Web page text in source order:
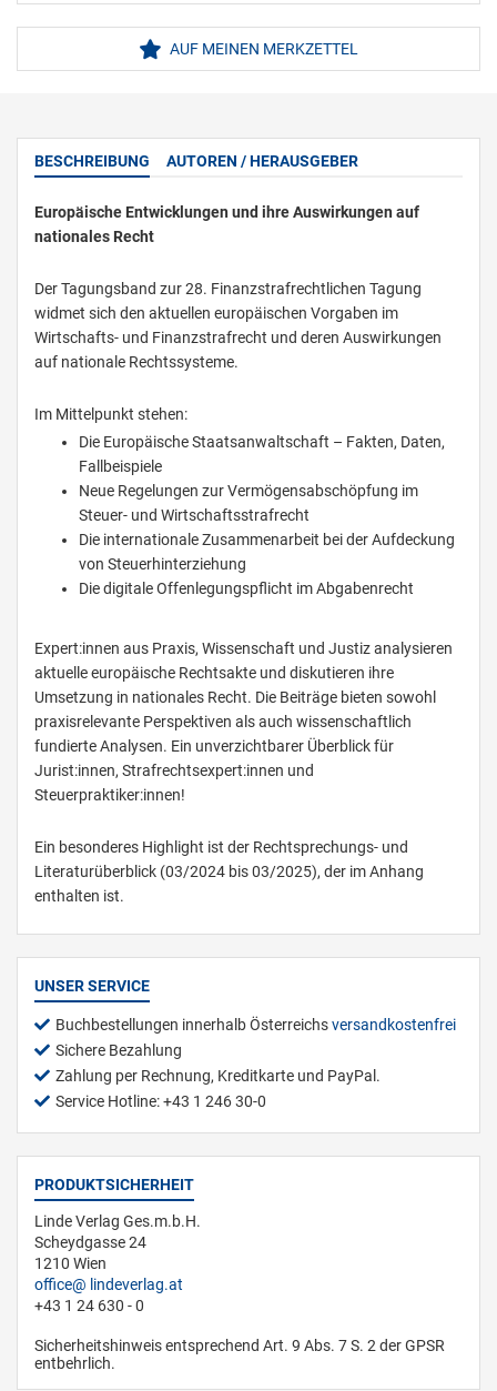
AUF MEINEN MERKZETTEL
BESCHREIBUNG AUTOREN / HERAUSGEBER
Europäische Entwicklungen und ihre Auswirkungen auf
nationales Recht
Der Tagungsband zur 28. Finanzstrafrechtlichen Tagung
widmet sich den aktuellen europäischen Vorgaben im
Wirtschafts- und Finanzstrafrecht und deren Auswirkungen
auf nationale Rechtssysteme.
Im Mittelpunkt stehen:
Die Europäische Staatsanwaltschaft – Fakten, Daten,
Fallbeispiele
Neue Regelungen zur Vermögensabschöpfung im
Steuer- und Wirtschaftsstrafrecht
Die internationale Zusammenarbeit bei der Aufdeckung
von Steuerhinterziehung
Die digitale Offenlegungspflicht im Abgabenrecht
Expert:innen aus Praxis, Wissenschaft und Justiz analysieren
aktuelle europäische Rechtsakte und diskutieren ihre
Umsetzung in nationales Recht. Die Beiträge bieten sowohl
praxisrelevante Perspektiven als auch wissenschaftlich
fundierte Analysen. Ein unverzichtbarer Überblick für
Jurist:innen, Strafrechtsexpert:innen und
Steuerpraktiker:innen!
Ein besonderes Highlight ist der Rechtsprechungs- und
Literaturüberblick (03/2024 bis 03/2025), der im Anhang
enthalten ist.
UNSER SERVICE
Buchbestellungen innerhalb Österreichsversandkostenfrei
Sichere Bezahlung
Zahlung per Rechnung, Kreditkarte und PayPal.
Service Hotline: +43 1 246 30-0
PRODUKTSICHERHEIT
Linde Verlag Ges.m.b.H.
Scheydgasse 24
1210 Wien
office
lindeverlag.at
+43 1 24 630 - 0
Sicherheitshinweis entsprechend Art. 9 Abs. 7 S. 2 der GPSR
entbehrlich.